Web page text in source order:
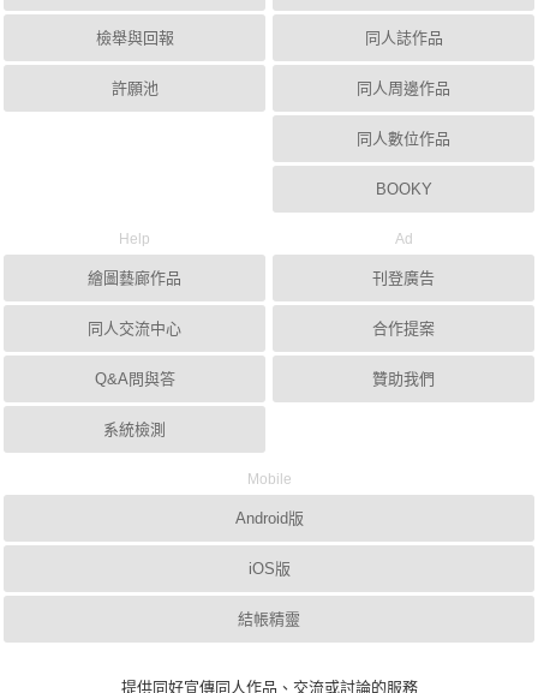
檢舉與回報
許願池
同人誌作品
同人周邊作品
同人數位作品
BOOKY
Help
繪圖藝廊作品
同人交流中心
Q&A問與答
系統檢測
Ad
刊登廣告
合作提案
贊助我們
Mobile
Android版
iOS版
結帳精靈
提供同好宣傳同人作品、交流或討論的服務